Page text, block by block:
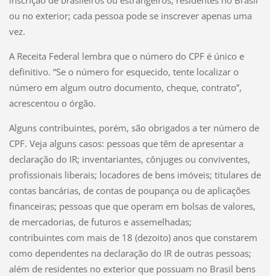
ou no exterior; cada pessoa pode se inscrever apenas uma
vez.
A Receita Federal lembra que o número do CPF é único e
definitivo. “Se o número for esquecido, tente localizar o
número em algum outro documento, cheque, contrato”,
acrescentou o órgão.
Alguns contribuintes, porém, são obrigados a ter número de
CPF. Veja alguns casos: pessoas que têm de apresentar a
declaração do IR; inventariantes, cônjuges ou conviventes,
profissionais liberais; locadores de bens imóveis; titulares de
contas bancárias, de contas de poupança ou de aplicações
financeiras; pessoas que que operam em bolsas de valores,
de mercadorias, de futuros e assemelhadas;
contribuintes com mais de 18 (dezoito) anos que constarem
como dependentes na declaração do IR de outras pessoas;
além de residentes no exterior que possuam no Brasil bens